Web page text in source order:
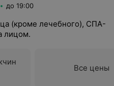
до 19:00
(кроме лечебного), СПА-
лицом.
Все цены